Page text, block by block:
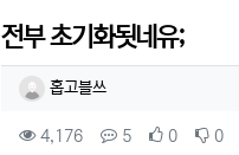
전부 초기화됫네유;
작성자 정보
홉고블쓰작성
컨텐츠 정보
4,176조회 5댓글 0추천 0비